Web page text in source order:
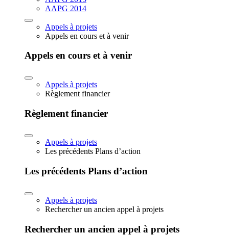
AAPG 2014
Appels à projets
Appels en cours et à venir
Appels en cours et à venir
Appels à projets
Règlement financier
Règlement financier
Appels à projets
Les précédents Plans d’action
Les précédents Plans d’action
Appels à projets
Rechercher un ancien appel à projets
Rechercher un ancien appel à projets